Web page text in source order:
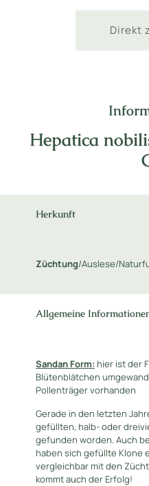
Direkt
Hepatica
Herkunft
Züchtung/Auslese/
Allgemeine
Sandan Form: hier ist der
Blütenblätchen
Pollenträger vorhanden
Gerade in den letzten
gefüllten, halb- oder
gefunden worden. Auch
haben sich gefüllte Klone
vergleichbar mit den
kommt auch der Erfolg!